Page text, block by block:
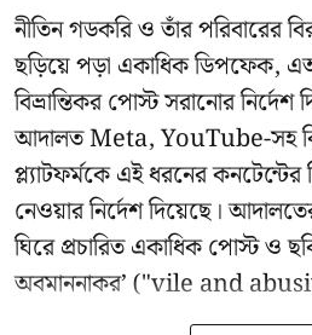
নীতিন গডকরি ও তাঁর পরিবারের
ছড়িয়ে পড়া একাধিক ডিপফেক,
বিভ্রান্তিকর পোস্ট সরানোর নির্দেশ
আদালত Meta, YouTube-সহ
প্ল্যাটফর্মকে এই ধরনের
নেওয়ার নির্দেশ দিয়েছে।
ঘিরে প্রচারিত একাধিক পোস্ট ও
অবমাননাকর’ ("vile and